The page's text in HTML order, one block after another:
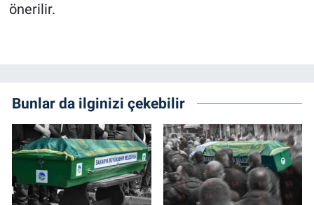
önerilir.
Bunlar da ilginizi çekebilir